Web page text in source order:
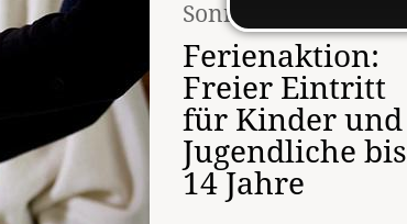
Sonntag, 23.08.2026
Ferienaktion:
Freier Eintritt
für Kinder und
Jugendliche bis
14 Jahre